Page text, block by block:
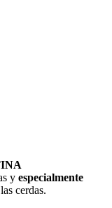
y especialmente
cerdas.